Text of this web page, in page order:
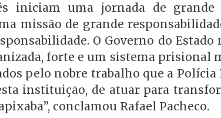
iniciam uma jornada de
missão de grande
O Governo do
forte e um sistema prisional
pelo nobre trabalho que a
instituição, de atuar para
conclamou Rafael Pacheco.